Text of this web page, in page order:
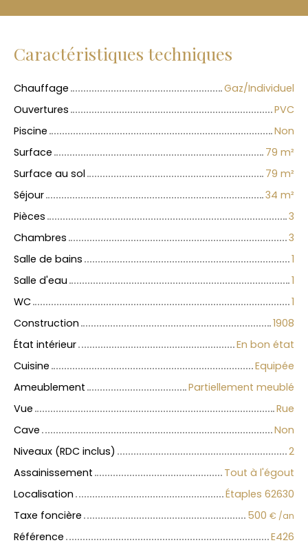
Caractéristiques techniques
Chauffage
Gaz/Individuel
Ouvertures
PVC
Piscine
Non
Surface
79 m²
Surface au sol
79 m²
Séjour
34 m²
Pièces
3
Chambres
3
Salle de bains
1
Salle d'eau
1
WC
1
Construction
1908
État intérieur
En bon état
Cuisine
Equipée
Ameublement
Partiellement meublé
Vue
Rue
Cave
Non
Niveaux (RDC inclus)
2
Assainissement
Tout à l'égout
Localisation
Étaples 62630
Taxe foncière
500 € /an
Référence E426